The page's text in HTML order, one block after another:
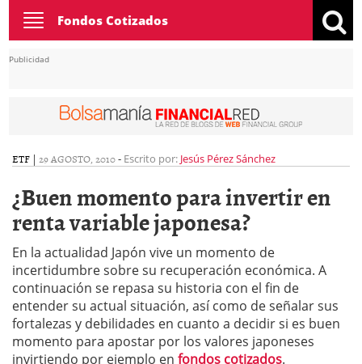
Toggle
navigation
Fondos Cotizados
Publicidad
ETF | 29 AGOSTO, 2010- Escrito por: Jesús Pérez Sánchez
¿Buen momento para invertir en
renta variable japonesa?
En la actualidad Japón vive un momento de
incertidumbre sobre su recuperación económica. A
continuación se repasa su historia con el fin de
entender su actual situación, así como de señalar sus
fortalezas y debilidades en cuanto a decidir si es buen
momento para apostar por los valores japoneses
invirtiendo por ejemplo en fondos cotizados.